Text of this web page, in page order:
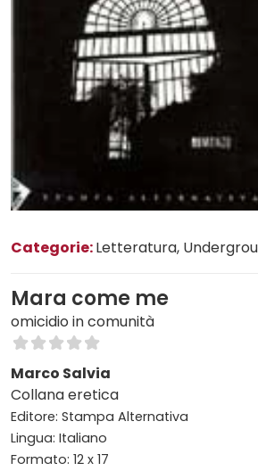
Categorie:Letteratura,
Mara come me
omicidio in comunità
Marco Salvia
Collana eretica
Editore: Stampa Alternativa
Lingua: Italiano
Formato: 12 x 17